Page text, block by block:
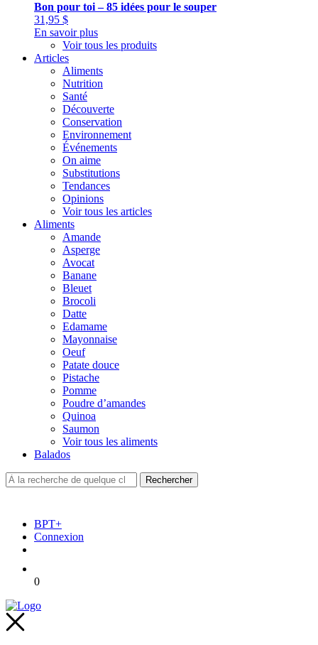
Bon pour toi – 85 idées pour le souper
31,95 $
En savoir plus
Voir tous les produits
Articles
Aliments
Nutrition
Santé
Découverte
Conservation
Environnement
Événements
On aime
Substitutions
Tendances
Opinions
Voir tous les articles
Aliments
Amande
Asperge
Avocat
Banane
Bleuet
Brocoli
Datte
Edamame
Mayonnaise
Oeuf
Patate douce
Pistache
Pomme
Poudre d’amandes
Quinoa
Saumon
Voir tous les aliments
Balados
BPT+
Connexion
0